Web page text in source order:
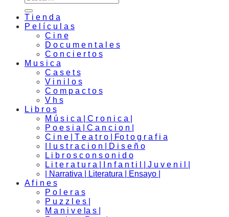
T i e n d a
P e l í c u l a s
C i n e
D o c u m e n t a l e s
C o n c i e r t o s
M u s i c a
C a s e t s
V i n i l o s
C o m p a c t o s
V h s
L i b r o s
M ú s i c a | C r o n i c a |
P o e s i a | C a n c i o n |
C i n e | T e a t r o | Fo t o g r a f i a
I l u s t r a c i o n | D i s e ñ o
L i b r o s c o n s o n i d o
L i t e r a t u r a | I n f a n t i l | J u v e n i l |
| Narrativa | Literatura | Ensayo |
A f i n e s
P o l e r a s
P u z z l e s |
M a n i v e la s |